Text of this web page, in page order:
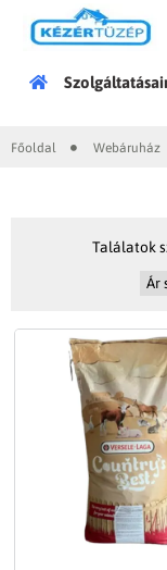
Főoldal
Főoldal Webáruház
Találatok